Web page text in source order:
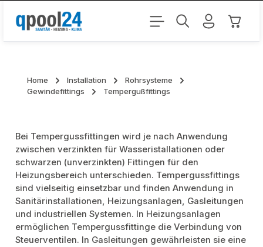
Zum Hauptinhalt springen
Home Installation
Rohrsysteme
Gewindefittings
Tempergußfittings
Bei Tempergussfittingen wird je nach Anwendung
zwischen verzinkten für Wasseristallationen oder
schwarzen (unverzinkten) Fittingen für den
Heizungsbereich unterschieden. Tempergussfittings
sind vielseitig einsetzbar und finden Anwendung in
Sanitärinstallationen, Heizungsanlagen, Gasleitungen
und industriellen Systemen. In Heizungsanlagen
ermöglichen Tempergussfittinge die Verbindung von
Steuerventilen. In Gasleitungen gewährleisten sie eine